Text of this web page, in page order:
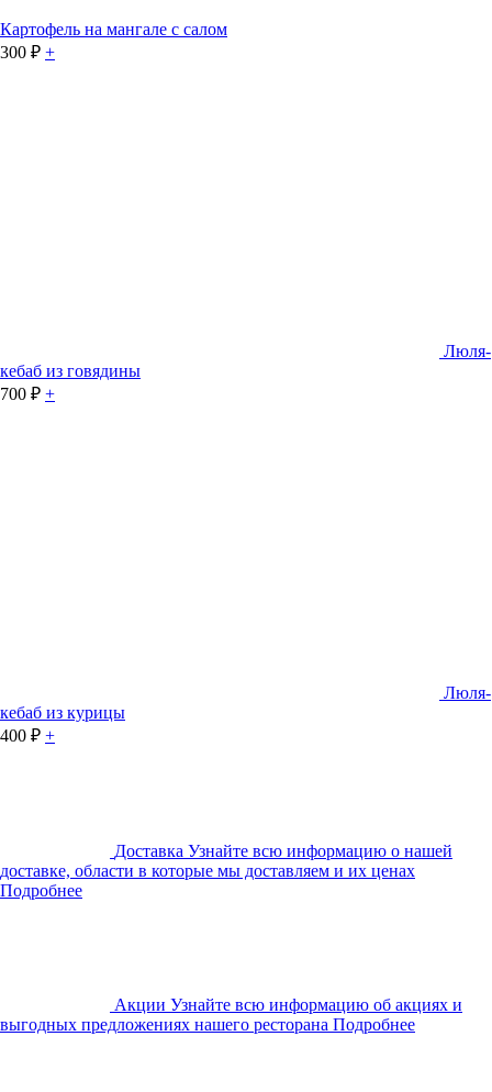
Картофель на мангале с салом
300 ₽ +
Люля-
кебаб из говядины
700 ₽ +
Люля-
кебаб из курицы
400 ₽ +
Доставка Узнайте всю информацию о нашей
доставке, области в которые мы доставляем и их ценах
Подробнее
Акции Узнайте всю информацию об акциях и
выгодных предложениях нашего ресторана Подробнее